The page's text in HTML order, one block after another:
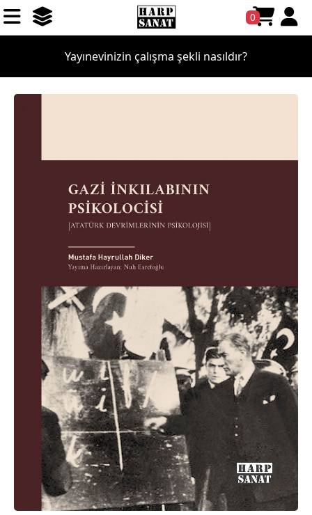
0
Yayınevinizin çalışma şekli nasıldır?